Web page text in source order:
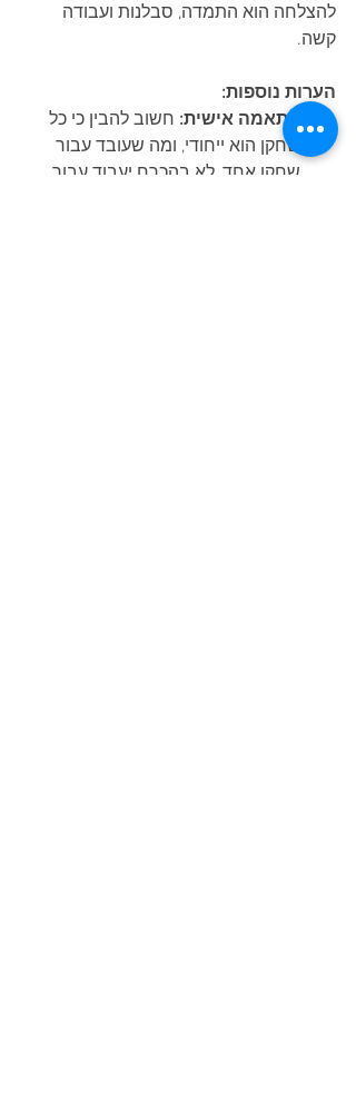
להצלחה הוא התמדה, סבלנות ועבודה
קשה.
הערות נוספות:
התאמה אישית: חשוב להבין כי כל
שחקן הוא ייחודי, ומה שעובד עבור
שחקן אחד, לא בהכרח יעבוד עבור